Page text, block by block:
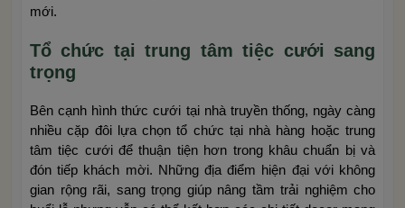
mới.
Tổ chức tại trung tâm tiệc cưới sang
trọng
Bên cạnh hình thức cưới tại nhà truyền thống, ngày càng
nhiều cặp đôi lựa chọn tổ chức tại nhà hàng hoặc trung
tâm tiệc cưới để thuận tiện hơn trong khâu chuẩn bị và
đón tiếp khách mời. Những địa điểm hiện đại với không
gian rộng rãi, sang trọng giúp nâng tầm trải nghiệm cho